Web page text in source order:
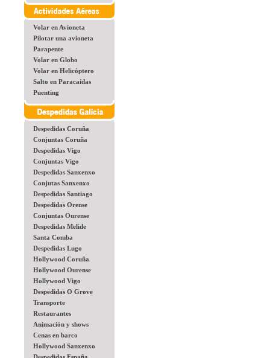
Volar en Avioneta
Pilotar una avioneta
Parapente
Volar en Globo
Volar en Helicóptero
Salto en Paracaídas
Puenting
Despedidas Coruña
Conjuntas Coruña
Despedidas Vigo
Conjuntas Vigo
Despedidas Sanxenxo
Conjutas Sanxenxo
Despedidas Santiago
Despedidas Orense
Conjuntas Ourense
Despedidas Melide
Santa Comba
Despedidas Lugo
Hollywood Coruña
Hollywood Ourense
Hollywood Vigo
Despedidas O Grove
Transporte
Restaurantes
Animación y shows
Cenas en barco
Hollywood Sanxenxo